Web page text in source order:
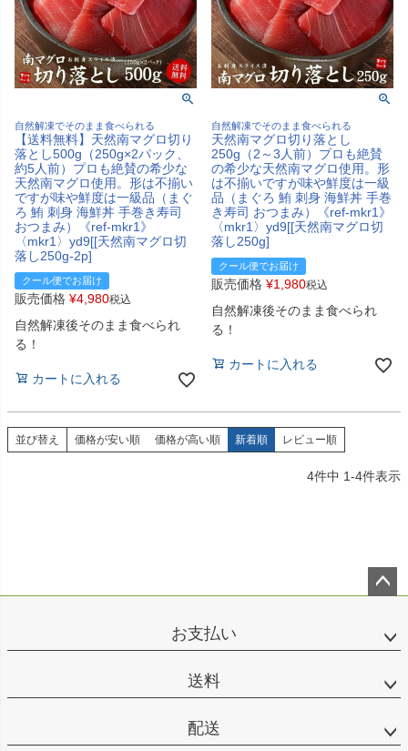
自然解凍でそのまま食べられる
【送料無料】天然南マグロ切り
落とし500g（250g×2パック、
約5人前）プロも絶賛の希少な
天然南マグロ使用。形は不揃い
ですが味や鮮度は一級品（まぐ
ろ 鮪 刺身 海鮮丼 手巻き寿司
おつまみ）《ref-mkr1》
〈mkr1〉yd9[[天然南マグロ切
落し250g-2p]
クール便でお届け
販売価格 ¥4,980税込
自然解凍後そのまま食べられ
る！
カートに入れる
自然解凍でそのまま食べられる
天然南マグロ切り落とし
250g（2～3人前）プロも絶賛
の希少な天然南マグロ使用。形
は不揃いですが味や鮮度は一級
品（まぐろ 鮪 刺身 海鮮丼 手巻
き寿司 おつまみ）《ref-mkr1》
〈mkr1〉yd9[[天然南マグロ切
落し250g]
クール便でお届け
販売価格 ¥1,980税込
自然解凍後そのまま食べられ
る！
カートに入れる
並び替え 価格が安い順 価格が高い順 新着順 レビュー順
4件中 1-4件表示
お支払い
送料
配送
ップ